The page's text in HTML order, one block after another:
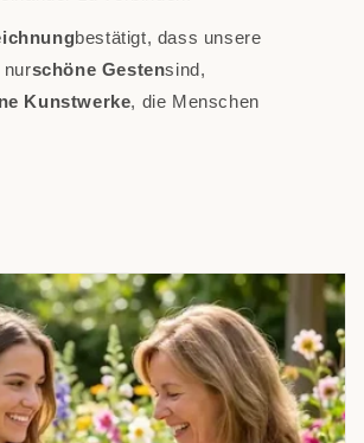
bestätigt, dass unsere
nurschöne Gestensind,
Kunstwerke, die Menschen